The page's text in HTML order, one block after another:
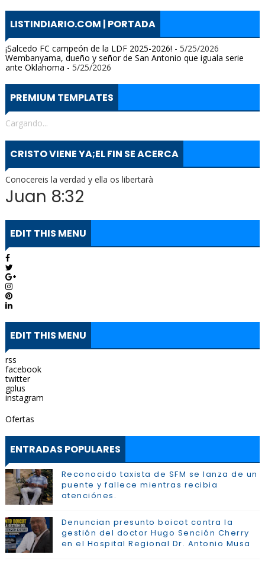
LISTINDIARIO.COM | PORTADA
¡Salcedo FC campeón de la LDF 2025-2026! - 5/25/2026
Wembanyama, dueño y señor de San Antonio que iguala serie
ante Oklahoma - 5/25/2026
PREMIUM TEMPLATES
Cargando...
CRISTO VIENE YA;EL FIN SE ACERCA
Conocereis la verdad y ella os libertarà
Juan 8:32
EDIT THIS MENU
EDIT THIS MENU
rss
facebook
twitter
gplus
instagram
Ofertas
ENTRADAS POPULARES
Reconocido taxista de SFM se lanza de un
puente y fallece mientras recibia
atenciónes.
Denuncian presunto boicot contra la
gestión del doctor Hugo Sención Cherry
en el Hospital Regional Dr. Antonio Musa